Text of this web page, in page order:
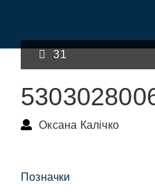
31
Оксана Калічко
Позначки